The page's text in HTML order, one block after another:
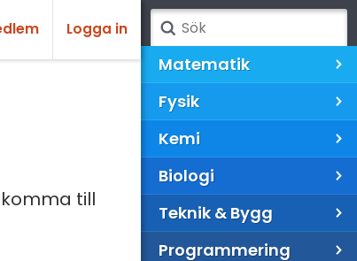
Logga in
till
Matematik
Fysik
Kemi
Biologi
Teknik & Bygg
Programmering